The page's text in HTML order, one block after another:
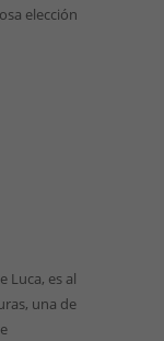
elección
Luca, es al
una de